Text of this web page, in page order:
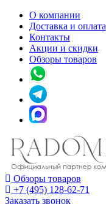
О компании
Доставка и оплата
Контакты
Акции и скидки
Обзоры товаров
Обзоры товаров
+7 (495) 128-62-71
Заказать звонок